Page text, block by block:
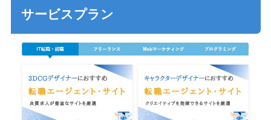
サービスプラン